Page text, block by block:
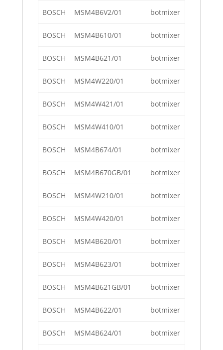
BOSCH MSM4B6V2/01 botmixer
BOSCH MSM4B610/01 botmixer
BOSCH MSM4B621/01 botmixer
BOSCH MSM4W220/01 botmixer
BOSCH MSM4W421/01 botmixer
BOSCH MSM4W410/01 botmixer
BOSCH MSM4B674/01 botmixer
BOSCH MSM4B670GB/01 botmixer
BOSCH MSM4W210/01 botmixer
BOSCH MSM4W420/01 botmixer
BOSCH MSM4B620/01 botmixer
BOSCH MSM4B623/01 botmixer
BOSCH MSM4B621GB/01 botmixer
BOSCH MSM4B622/01 botmixer
BOSCH MSM4B624/01 botmixer